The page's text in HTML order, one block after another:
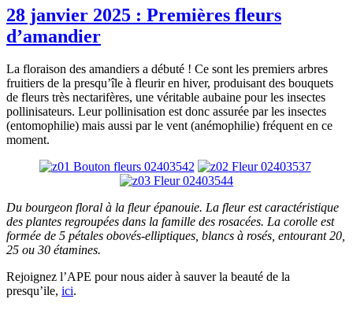
28 janvier 2025 : Premières fleurs
d’amandier
La floraison des amandiers a débuté ! Ce sont les premiers arbres
fruitiers de la presqu’île à fleurir en hiver, produisant des bouquets
de fleurs très nectarifères, une véritable aubaine pour les insectes
pollinisateurs. Leur pollinisation est donc assurée par les insectes
(entomophilie) mais aussi par le vent (anémophilie) fréquent en ce
moment.
Du bourgeon floral à la fleur épanouie. La fleur est caractéristique
des plantes regroupées dans la famille des rosacées. La corolle est
formée de 5 pétales obovés-elliptiques, blancs à rosés, entourant 20,
25 ou 30 étamines.
Rejoignez l’APE pour nous aider à sauver la beauté de la
presqu’ile, ici.